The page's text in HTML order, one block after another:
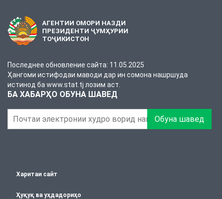
АГЕНТИИ ОМОРИ НАЗДИ
ПРЕЗИДЕНТИ ҶУМҲУРИИ
ТОҶИКИСТОН
Последнее обновление сайта: 11.05.2025
Ҳангоми истифодаи маводи дар ин сомона нашршуда
истинод ба www.stat.tj лозим аст.
БА ХАБАРҲО ОБУНА ШАВЕД
Обуна шавед
Харитаи сайт
Ҳуқуқ ва уҳдадориҳо